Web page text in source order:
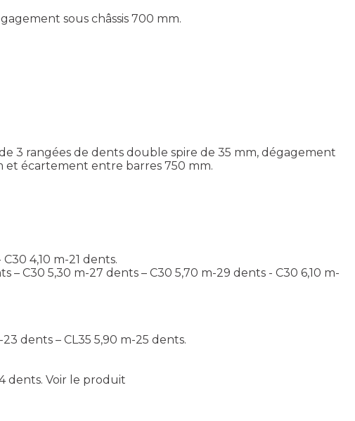
sous châssis 700 mm.
3 rangées de dents double spire de 35 mm, dégagement
et écartement entre barres 750 mm.
4,10 m-21 dents.
– C30 5,30 m-27 dents – C30 5,70 m-29 dents - C30 6,10 m-
dents – CL35 5,90 m-25 dents.
dents. Voir le produit